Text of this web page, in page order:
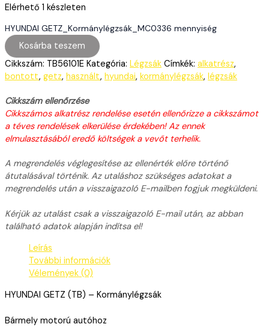
Elérhető 1 készleten
HYUNDAI GETZ_Kormánylégzsák_MC0336 mennyiség
Kosárba teszem
Cikkszám: TB56101E Kategória: Légzsák Címkék: alkatrész,
bontott, getz, használt, hyundai, kormánylégzsák, légzsák
Cikkszám ellenőrzése
Cikkszámos alkatrész rendelése esetén ellenőrizze a cikkszámot
a téves rendelések elkerülése érdekében! Az ennek
elmulasztásából eredő költségek a vevőt terhelik.
A megrendelés véglegesítése az ellenérték előre történő
átutalásával történik. Az utaláshoz szükséges adatokat a
megrendelés után a visszaigazoló E-mailben fogjuk megküldeni.
Kérjük az utalást csak a visszaigazoló E-mail után, az abban
található adatok alapján indítsa el!
Leírás
További információk
Vélemények (0)
HYUNDAI GETZ (TB) – Kormánylégzsák
Bármely motorú autóhoz